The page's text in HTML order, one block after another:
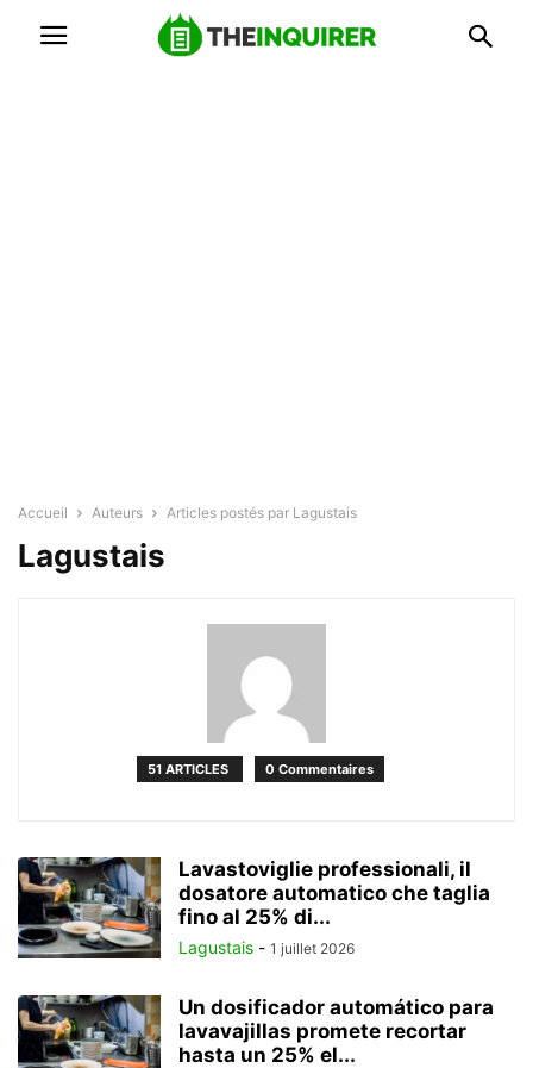
Accueil Auteurs Articles postés par Lagustais
Lagustais
51 ARTICLES 0 Commentaires
Lavastoviglie professionali, il
dosatore automatico che taglia
fino al 25% di...
Lagustais - 1 juillet 2026
Un dosificador automático para
lavavajillas promete recortar
hasta un 25% el...